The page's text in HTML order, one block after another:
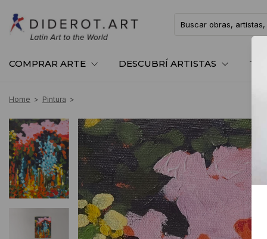
COMPRAR ARTE DESCUBRÍ ARTISTAS TE
Home > Pintura >